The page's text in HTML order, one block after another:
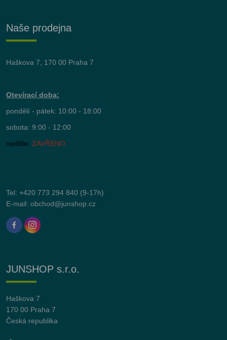
Naše prodejna
Haškova 7, 170 00 Praha 7
Otevírací doba:
pondělí - pátek: 10:00 - 18:00
sobota: 9:00 - 12:00
neděle: ZAVŘENO
Tel: +420 773 294 840 (9-17h)
E-mail: obchod@junshop.cz
JUNSHOP s.r.o.
Haškova 7
170 00 Praha 7
Česká republika